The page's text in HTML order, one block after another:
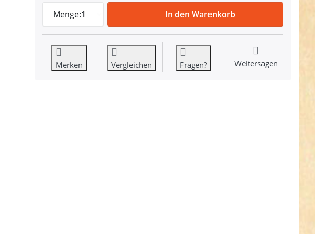
Menge:1
Mappenverschluss / Steckverschluss mit rotem Reflektor -
In den Warenkorb
Merken Vergleichen Fragen? Weitersagen